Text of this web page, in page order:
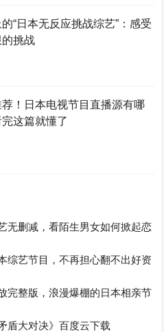
“日本无反应挑战综艺”：感受
挑战
！日本电视节目直播源有哪
这篇就懂了
无删减，看陌生男女如何掀起恋
综艺节目，不再担心翻不出好资
完整版，浪漫爆棚的日本相亲节
盾大对决》百度云下载